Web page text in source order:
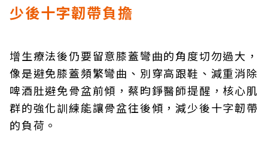
少後十字韌帶負擔
增生療法後仍要留意膝蓋彎曲的角度切勿過大，
像是避免膝蓋頻繁彎曲、別穿高跟鞋、減重消除
啤酒肚避免骨盆前傾，蔡昀錚醫師提醒，核心肌
群的強化訓練能讓骨盆往後傾，減少後十字韌帶
的負荷。